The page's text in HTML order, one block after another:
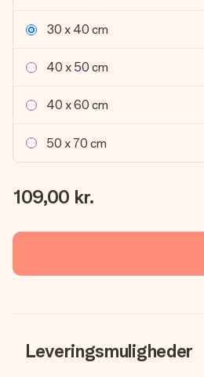
30 x 40 cm
40 x 50 cm
40 x 60 cm
50 x 70 cm
109,00 kr.
Leveringsmuligheder